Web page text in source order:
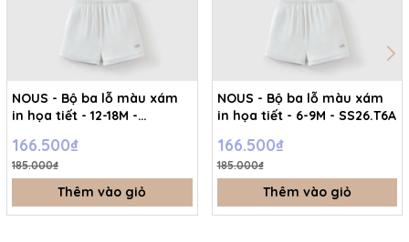
NOUS - Bộ ba lỗ màu xám
in họa tiết - 12-18M -
166.500₫
185.000₫
Thêm vào giỏ
NOUS - Bộ ba lỗ màu xám
in họa tiết - 6-9M - SS26.T6A
166.500₫
185.000₫
Thêm vào giỏ